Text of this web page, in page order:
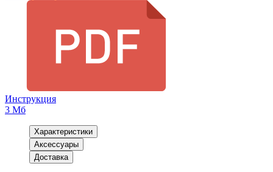
Инструкция
3 Мб
Характеристики
Аксессуары
Доставка